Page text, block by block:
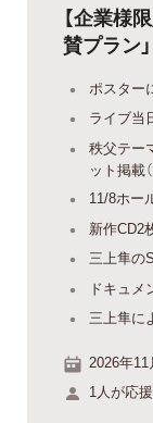
【企業様
賛プラン」
ポスター
ライブ当
秩父テー
ット掲載（
11/8ホー
新作CD2
三上隼の
ドキュメ
三上隼に
2026年11
1人が応